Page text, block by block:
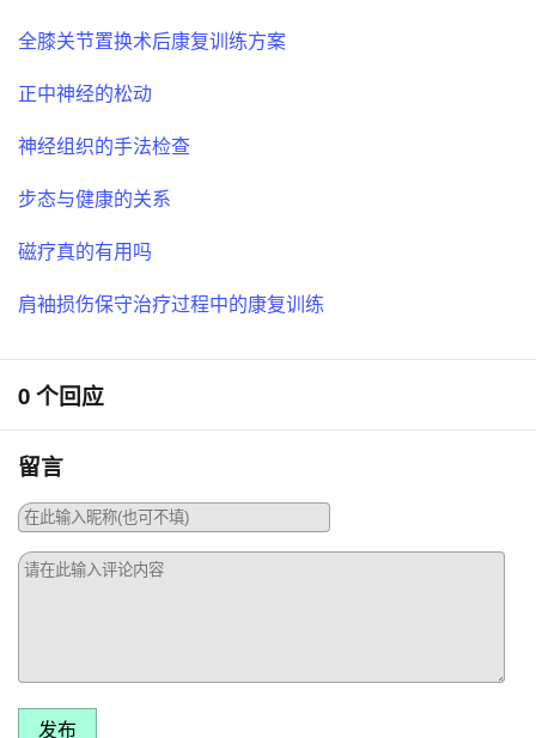
全膝关节置换术后康复训练方案
正中神经的松动
神经组织的手法检查
步态与健康的关系
磁疗真的有用吗
肩袖损伤保守治疗过程中的康复训练
0 个回应
留言
发布